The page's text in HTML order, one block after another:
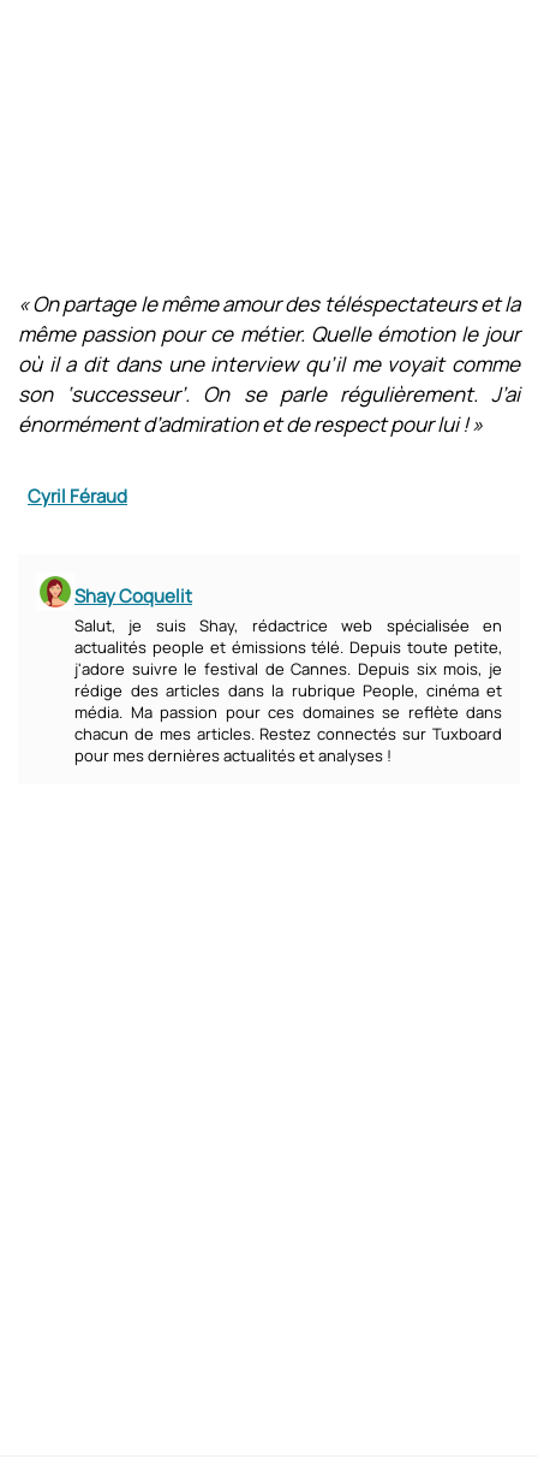
« On partage le même amour des téléspectateurs et la
même passion pour ce métier. Quelle émotion le jour
où il a dit dans une interview qu’il me voyait comme
son ‘successeur’. On se parle régulièrement. J’ai
énormément d’admiration et de respect pour lui ! »
Cyril Féraud
Shay Coquelit
Salut, je suis Shay, rédactrice web spécialisée en
actualités people et émissions télé. Depuis toute petite,
j'adore suivre le festival de Cannes. Depuis six mois, je
rédige des articles dans la rubrique People, cinéma et
média. Ma passion pour ces domaines se reflète dans
chacun de mes articles. Restez connectés sur Tuxboard
pour mes dernières actualités et analyses !